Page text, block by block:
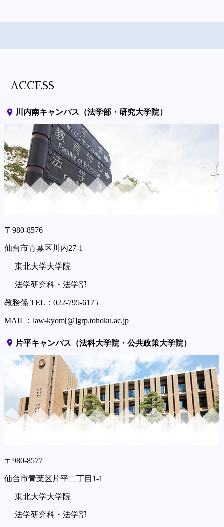
ACCESS
place 川内南キャンパス（法学部・研究大学院）
〒980-8576
仙台市青葉区川内27-1
東北大学大学院
法学研究科・法学部
教務係 TEL：022-795-6175
MAIL：law-kyom[@]grp.tohoku.ac.jp
place 片平キャンパス（法科大学院・公共政策大学院）
〒980-8577
仙台市青葉区片平二丁目1-1
東北大学大学院
法学研究科・法学部